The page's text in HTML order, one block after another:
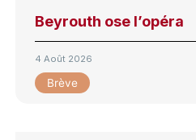
Beyrouth ose l’opéra
4 Août 2026
Brève